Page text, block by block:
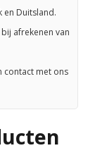
en Duitsland.
afrekenen van
contact met ons